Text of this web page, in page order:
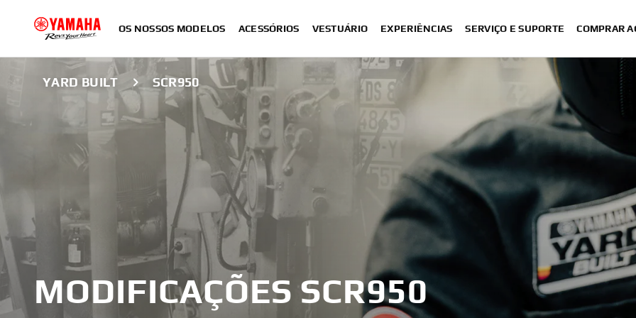
OS NOSSOS MODELOS ACESSÓRIOS VESTUÁRIO EXPERIÊNCIAS SERVIÇO E SUPORTE COMPRAR
YARD BUILT SCR950
MODIFICAÇÕES SCR950